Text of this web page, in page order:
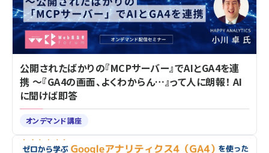
公開されたばかりの『MCPサーバー』でAIとGA4を連
携 ～『GA4の画面、よくわからん…』って人に朗報！ AI
に聞けば即答
オンデマンド講座